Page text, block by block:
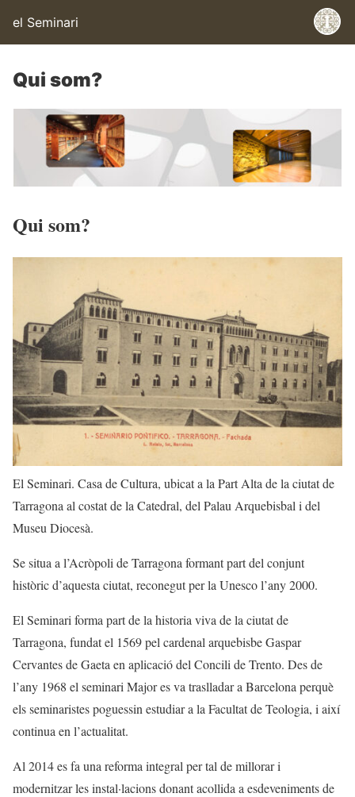
el Seminari
Qui som?
Qui som?
El Seminari. Casa de Cultura, ubicat a la Part Alta de la ciutat de
Tarragona al costat de la Catedral, del Palau Arquebisbal i del
Museu Diocesà.
Se situa a l’Acròpoli de Tarragona formant part del conjunt
històric d’aquesta ciutat, reconegut per la Unesco l’any 2000.
El Seminari forma part de la historia viva de la ciutat de
Tarragona, fundat el 1569 pel cardenal arquebisbe Gaspar
Cervantes de Gaeta en aplicació del Concili de Trento. Des de
l’any 1968 el seminari Major es va traslladar a Barcelona perquè
els seminaristes poguessin estudiar a la Facultat de Teologia, i així
continua en l’actualitat.
Al 2014 es fa una reforma integral per tal de millorar i
modernitzar les instal·lacions donant acollida a esdeveniments de